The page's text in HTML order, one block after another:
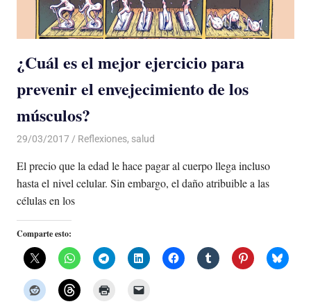
¿Cuál es el mejor ejercicio para
prevenir el envejecimiento de los
músculos?
29/03/2017 Luis Castellanos
Reflexiones, salud
El precio que la edad le hace pagar al cuerpo llega incluso
hasta el nivel celular. Sin embargo, el daño atribuible a las
células en los
Comparte esto: